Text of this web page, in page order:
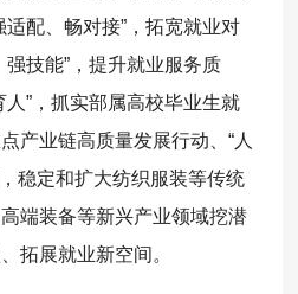
适配、畅对接”，拓宽就业对
技能”，提升就业服务质
人”，抓实部属高校毕业生就
产业链高质量发展行动、“人
稳定和扩大纺织服装等传统
端装备等新兴产业领域挖潜
拓展就业新空间。